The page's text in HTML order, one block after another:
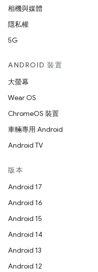
相機與媒體
隱私權
5G
ANDROID 裝置
大螢幕
Wear OS
ChromeOS 裝置
車輛專用 Android
Android TV
版本
Android 17
Android 16
Android 15
Android 14
Android 13
Android 12